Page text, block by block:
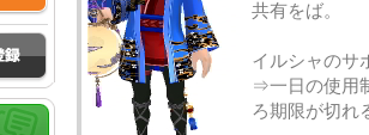
共有をば。
イルシャのサ
⇒一日の使用
ろ期限が切れ